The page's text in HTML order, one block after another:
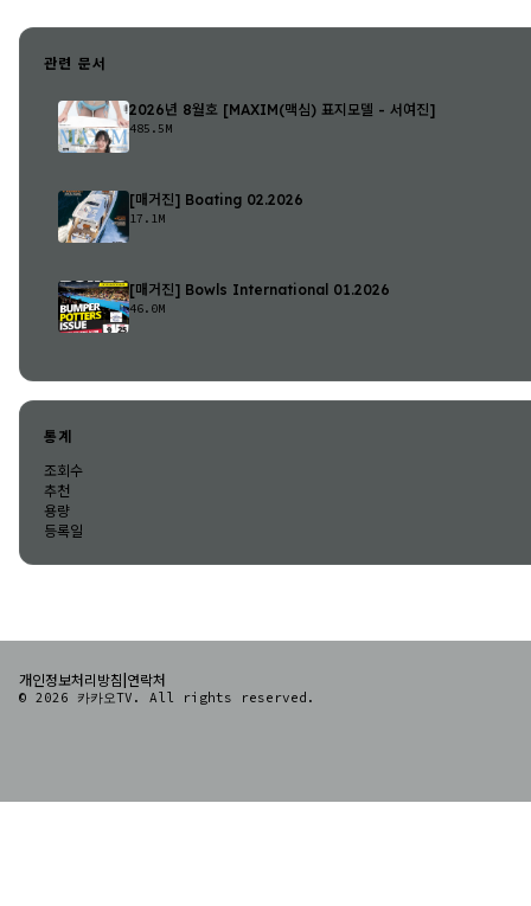
관련 문서
2026년 8월호 [MAXIM(맥심) 표지모델 - 서여진]
485.5M
[매거진] Boating 02.2026
17.1M
[매거진] Bowls International 01.2026
46.0M
통계
조회수
추천
용량
등록일
개인정보처리방침 연락처
© 2026 카카오TV. All rights reserved.